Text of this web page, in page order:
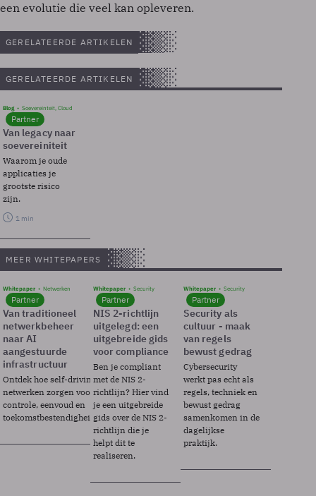
een evolutie die veel kan opleveren.
GERELATEERDE ARTIKELEN
GERELATEERDE ARTIKELEN
Blog Soevereinteit, Cloud
Partner
Van legacy naar
soevereiniteit
Waarom je oude
applicaties je
grootste risico
zijn.
1 min
MEER WHITEPAPERS
Whitepaper Netwerken
Partner
Van traditioneel
netwerkbeheer
naar AI
aangestuurde
infrastructuur
Ontdek hoe self-driving
netwerken zorgen voor
controle, eenvoud en
toekomstbestendigheid.
Whitepaper Security
Partner
NIS 2-richtlijn
uitgelegd: een
uitgebreide gids
voor compliance
Ben je compliant
met de NIS 2-
richtlijn? Hier vind
je een uitgebreide
gids over de NIS 2-
richtlijn die je
helpt dit te
realiseren.
Whitepaper Security
Partner
Security als
cultuur - maak
van regels
bewust gedrag
Cybersecurity
werkt pas echt als
regels, techniek en
bewust gedrag
samenkomen in de
dagelijkse
praktijk.